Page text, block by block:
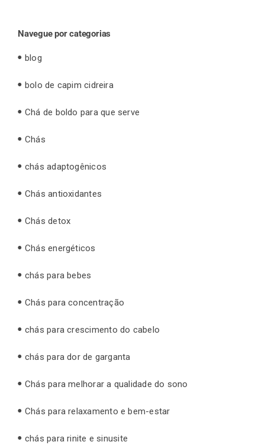
Navegue por categorias
blog
bolo de capim cidreira
Chá de boldo para que serve
Chás
chás adaptogênicos
Chás antioxidantes
Chás detox
Chás energéticos
chás para bebes
Chás para concentração
chás para crescimento do cabelo
chás para dor de garganta
Chás para melhorar a qualidade do sono
Chás para relaxamento e bem-estar
chás para rinite e sinusite